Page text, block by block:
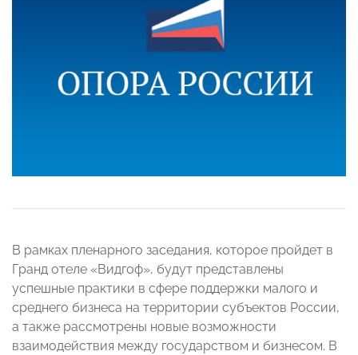
В рамках пленарного заседания, которое пройдет в
Гранд отеле «Видгоф», будут представлены
успешные практики в сфере поддержки малого и
среднего бизнеса на территории субъектов России,
а также рассмотрены новые возможности
взаимодействия между государством и бизнесом. В